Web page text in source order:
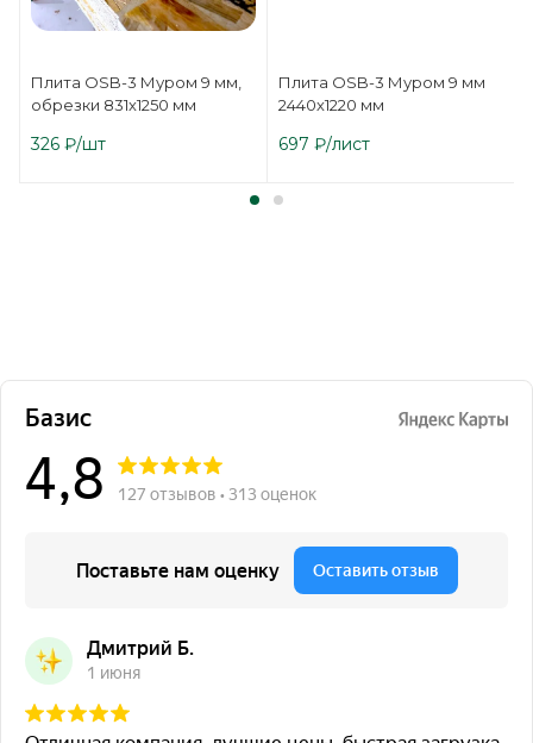
Плита OSB-3 Муром 9 мм,
обрезки 831х1250 мм
326 ₽/шт
Плита OSB-3 Муром 9 мм
2440х1220 мм
697 ₽/лист